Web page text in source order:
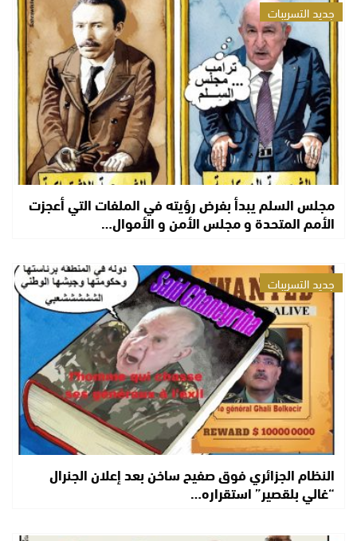
جديد التسريبات
مجلس السلم يبدأ بفرض رؤيته في الملفات التي أعجزت
الأمم المتحدة و مجلس الأمن و الأموال…
جديد التسريبات
النظام الجزائري فوق صفيح ساخن بعد إعلان الجنرال
“غالي بلقصير” استقراره…